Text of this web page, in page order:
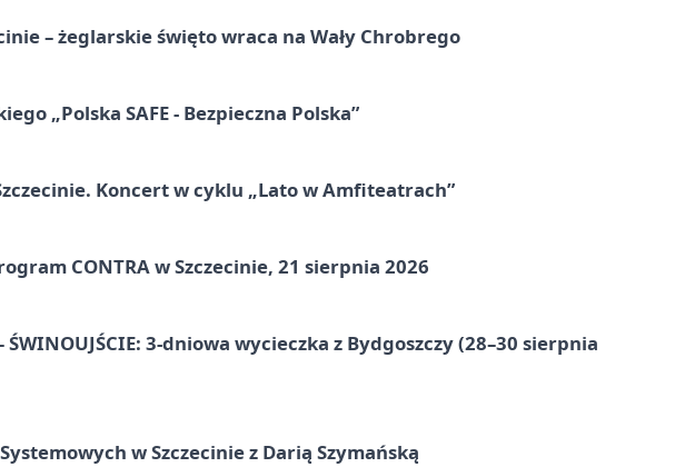
– żeglarskie święto wraca na Wały Chrobrego
„Polska SAFE - Bezpieczna Polska”
Koncert w cyklu „Lato w Amfiteatrach”
CONTRA w Szczecinie, 21 sierpnia 2026
ŚWINOUJŚCIE: 3-dniowa wycieczka z Bydgoszczy (28–30 sierpnia
w Szczecinie z Darią Szymańską